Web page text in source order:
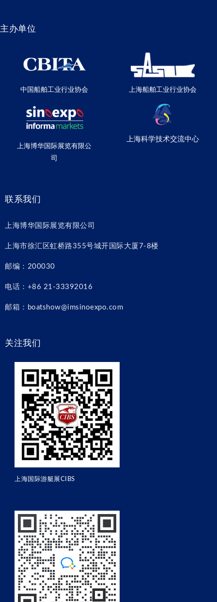
主办单位
中国船舶工业行业协会
上海博华国际展览有限公
司
上海船舶工业行业协会
上海科学技术交流中心
联系我们
上海博华国际展览有限公司
上海市徐汇区虹桥路355号城开国际大厦7-8楼
邮编：200030
电话：+86 21-33392016
邮箱：boatshow@imsinoexpo.com
关注我们
上海国际游艇展CIBS